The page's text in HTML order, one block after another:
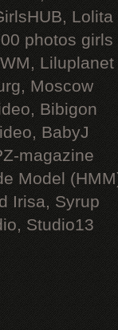
Lolita
photos
Liluplanet
Moscow
Bibigon
BabyJ
magazine
Model
Irisa, Syrup
Studio13